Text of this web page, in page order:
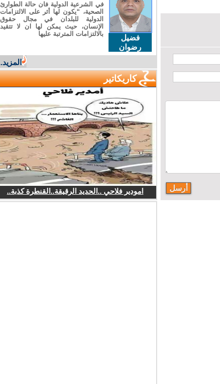
فضيل
رضوان
في الشرعية الدولية فان حالة الطوارئ
الصحية، “يكون لها أثر على الالتزامات
الدولية للبلدان في مجال حقوق
الإنسان، حيث يمكن لها ان لا تتقيد
بالالتزامات المترتبة عليها
المزيد...
كاريكاتير
امودير فلاحي ..الحديد الرقيقة..القنطرة كذبة..